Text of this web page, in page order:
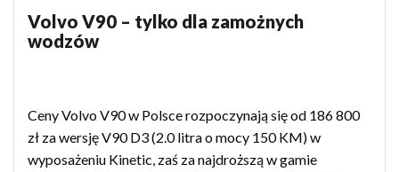
Volvo V90 – tylko dla zamożnych
wodzów
Ceny Volvo V90 w Polsce rozpoczynają się od 186 800
zł za wersję V90 D3 (2.0 litra o mocy 150 KM) w
wyposażeniu Kinetic, zaś za najdroższą w gamie